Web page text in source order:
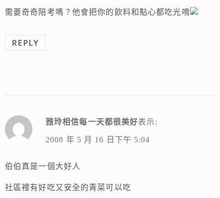
需要奇奇陪考嗎？他會把你的飲料和點心都吃光唷
REPLY
雅玲相信每一天都很美好表示:
2008 年 5 月 16 日下午 5:04
伯伯真是一個大好人
社區裡有好吃又安全的青菜可以吃